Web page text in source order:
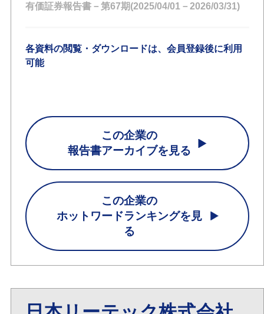
有価証券報告書－第67期(2025/04/01－2026/03/31)
各資料の閲覧・ダウンロードは、会員登録後に利用
可能
この企業の
報告書アーカイブを見る
この企業の
ホットワードランキングを見
る